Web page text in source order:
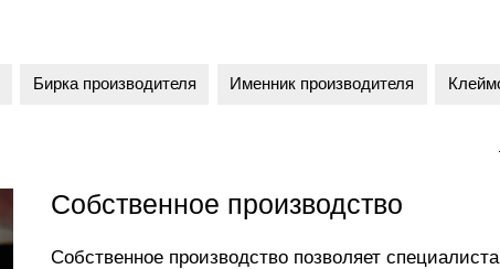
Бирка производителя Именник производителя
Собственное производство
Собственное производство позволяет